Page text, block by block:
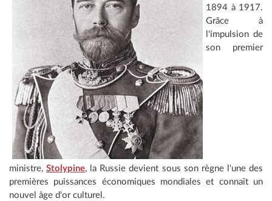
1894 à 1917.
Grâce à
l'impulsion de
son premier
ministre,Stolypine, la Russie devient sous son règne l'une des
premières puissances économiques mondiales et connaît un
nouvel âge d'or culturel.